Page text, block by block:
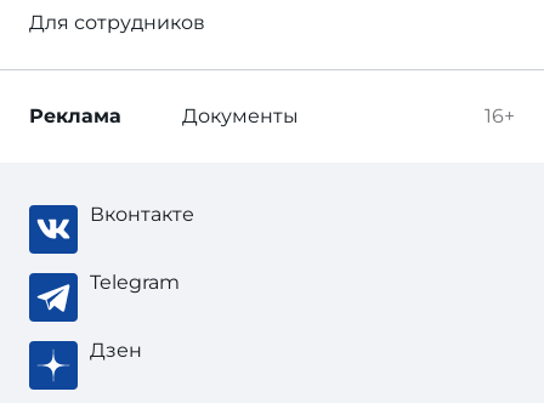
Для сотрудников
16+
Реклама Документы
Вконтакте
Telegram
Дзен